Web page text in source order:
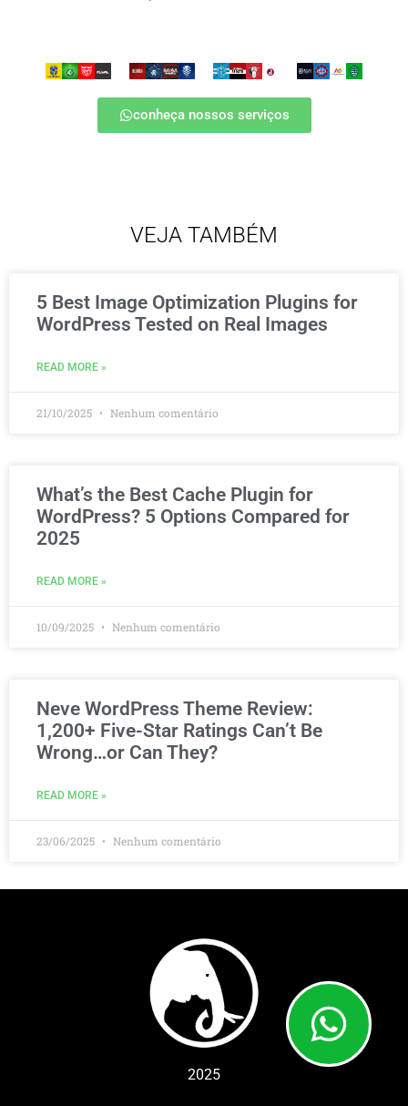
conheça nossos serviços
VEJA TAMBÉM
5 Best Image Optimization Plugins for
WordPress Tested on Real Images
READ MORE »
21/10/2025 Nenhum comentário
What’s the Best Cache Plugin for
WordPress? 5 Options Compared for
2025
READ MORE »
10/09/2025 Nenhum comentário
Neve WordPress Theme Review:
1,200+ Five-Star Ratings Can’t Be
Wrong…or Can They?
READ MORE »
23/06/2025 Nenhum comentário
2025